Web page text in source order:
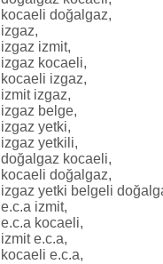
kocaeli doğalgaz,
izgaz,
izgaz izmit,
izgaz kocaeli,
kocaeli izgaz,
izmit izgaz,
izgaz belge,
izgaz yetki,
izgaz yetkili,
doğalgaz kocaeli,
kocaeli doğalgaz,
izgaz yetki belgeli
e.c.a izmit,
e.c.a kocaeli,
izmit e.c.a,
kocaeli e.c.a,